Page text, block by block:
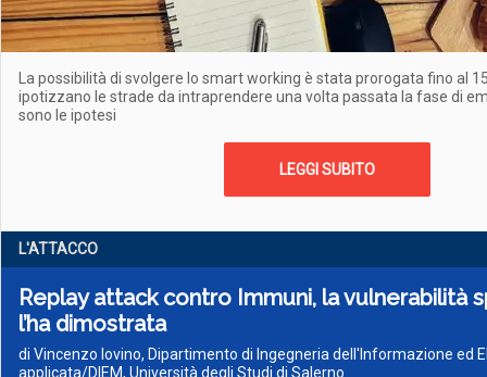
La possibilità di svolgere lo smart working è stata prorogata fino al
ipotizzano le strade da intraprendere una volta passata la fase di
sono le ipotesi
LEGGI SUBITO
L'ATTACCO
Replay attack contro Immuni, la vulnerabilità
l’ha dimostrata
di Vincenzo Iovino, Dipartimento di Ingegneria dell'Informazione ed
applicata/DIEM, Università degli Studi di Salerno